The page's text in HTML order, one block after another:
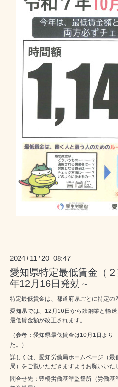
2024 / 11 / 20 08:47
愛知県特定最低賃金（
年12月16日発効～
特定最低賃金は、都道府県ごとに特定の
愛知県では、12月16日から鉄鋼業と輸
最低賃金額が改正されます。
（参考：愛知県最低賃金は10月1日より
た。）
詳しくは、愛知労働局ホームページ（最
局 ）をご覧いただきますようお願いいた
問合せ先：豊橋労働基準監督所（労働基